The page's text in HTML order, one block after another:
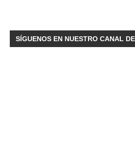
SÍGUENOS EN NUESTRO CANAL